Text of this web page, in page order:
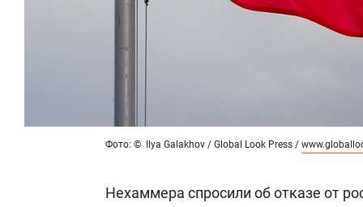
Фото: © Ilya Galakhov / Global Look Press /
Нехаммера спросили об отказе от